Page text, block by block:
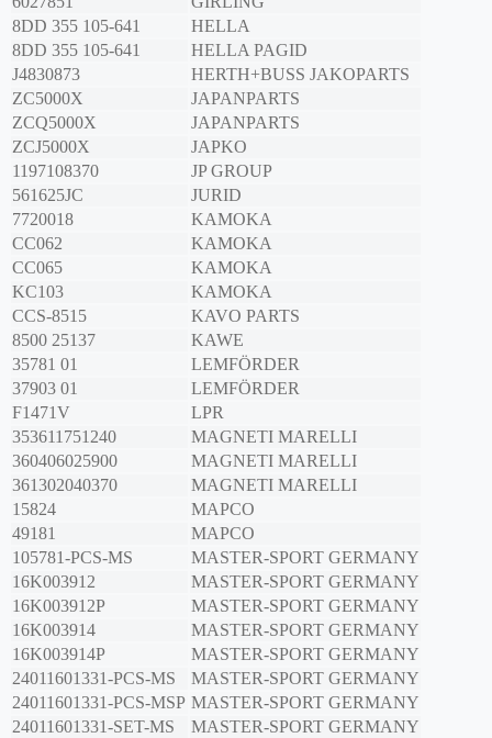
8DD 355 105-641
HELLA
8DD 355 105-641
HELLA PAGID
J4830873
HERTH+BUSS JAKOPARTS
ZC5000X
JAPANPARTS
ZCQ5000X
JAPANPARTS
ZCJ5000X
JAPKO
1197108370
JP GROUP
561625JC
JURID
7720018
KAMOKA
CC062
KAMOKA
CC065
KAMOKA
KC103
KAMOKA
CCS-8515
KAVO PARTS
8500 25137
KAWE
35781 01
LEMFÖRDER
37903 01
LEMFÖRDER
F1471V
LPR
353611751240
MAGNETI MARELLI
360406025900
MAGNETI MARELLI
361302040370
MAGNETI MARELLI
15824
MAPCO
49181
MAPCO
105781-PCS-MS
MASTER-SPORT GERMANY
16K003912
MASTER-SPORT GERMANY
16K003912P
MASTER-SPORT GERMANY
16K003914
MASTER-SPORT GERMANY
16K003914P
MASTER-SPORT GERMANY
24011601331-PCS-MS
MASTER-SPORT GERMANY
24011601331-PCS-MSP MASTER-SPORT GERMANY
24011601331-SET-MS
MASTER-SPORT GERMANY